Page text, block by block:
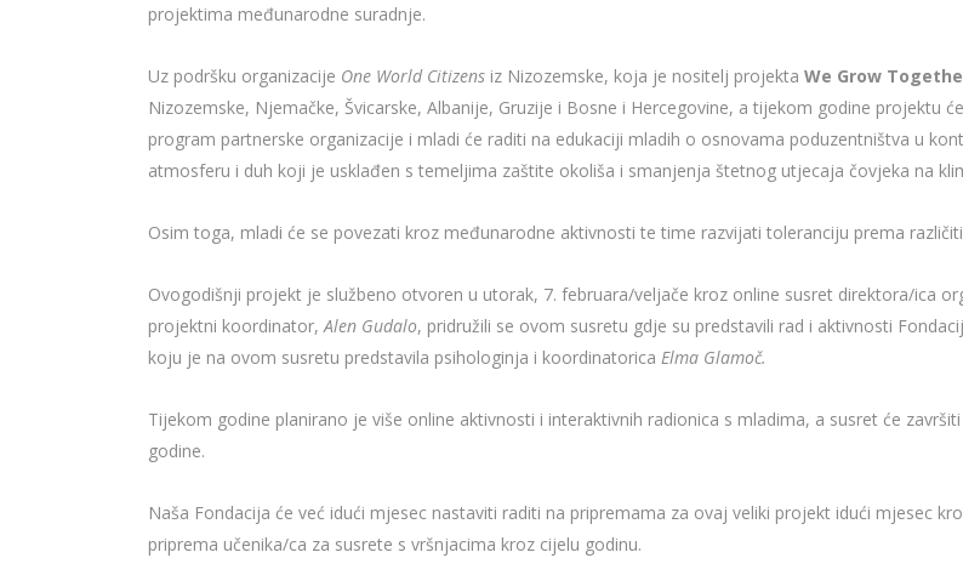
projektima međunarodne suradnje.
Uz podršku organizacije One World Citizens iz Nizozemske, koja je nositelj projekta We Grow
Nizozemske, Njemačke, Švicarske, Albanije, Gruzije i Bosne i Hercegovine, a tijekom godine projektu
program partnerske organizacije i mladi će raditi na edukaciji mladih o osnovama poduzentništva u
atmosferu i duh koji je usklađen s temeljima zaštite okoliša i smanjenja štetnog utjecaja čovjeka na
Osim toga, mladi će se povezati kroz međunarodne aktivnosti te time razvijati toleranciju prema
Ovogodišnji projekt je službeno otvoren u utorak, 7. februara/veljače kroz online susret direktora/ica
projektni koordinator,Alen Gudalo, pridružili se ovom susretu gdje su predstavili rad i aktivnosti
koju je na ovom susretu predstavila psihologinja i koordinatorica Elma Glamoč.
Tijekom godine planirano je više online aktivnosti i interaktivnih radionica s mladima, a susret će
godine.
Naša Fondacija će već idući mjesec nastaviti raditi na pripremama za ovaj veliki projekt idući mjesec
priprema učenika/ca za susrete s vršnjacima kroz cijelu godinu.